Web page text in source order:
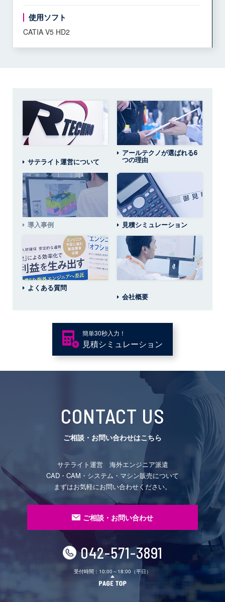
使用ソフト
CATIA V5 HD2
サテライト運営について
アールテクノが選ばれる6
つの理由
導入事例 見積シミュレーション
よくある質問
会社概要
簡単30秒入力！
見積シミュレーション
CONTACT US
ご相談・お問い合わせはこちら
サテライト運営 海外エンジニア派遣
CAD・CAM・システム・マシン販売について
まずはお気軽にお問い合わせください。
ご相談・お問い合わせ
042-571-3891
受付時間：10:00～18:00（平日）